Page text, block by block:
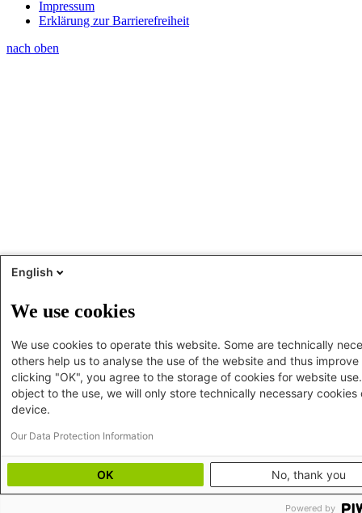
Footer
menu
Impressum
Erklärung zur Barrierefreiheit
nach oben
English
We use cookies
We use cookies to operate this website. Some are technically
others help us to analyse the use of the website and thus improve
clicking "OK", you agree to the storage of cookies for website
object to the use, we will only store technically necessary cookies
device.
Our Data Protection Information
OK No, thank you
Powered by